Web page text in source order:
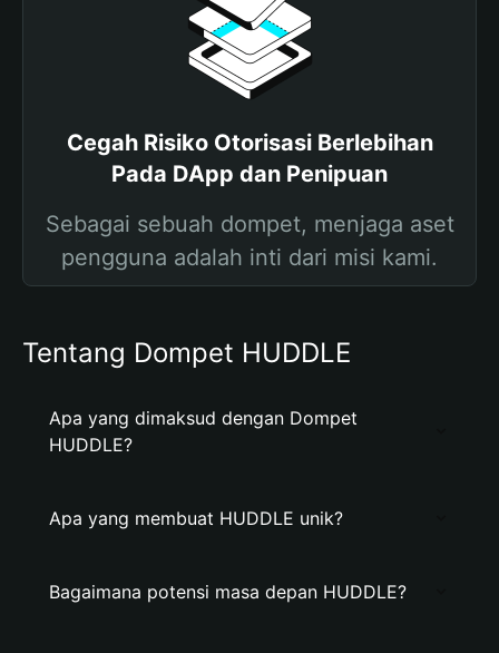
Cegah Risiko Otorisasi Berlebihan
Pada DApp dan Penipuan
Sebagai sebuah dompet, menjaga aset
pengguna adalah inti dari misi kami.
Tentang Dompet HUDDLE
Apa yang dimaksud dengan Dompet
HUDDLE?
Apa yang membuat HUDDLE unik?
Bagaimana potensi masa depan HUDDLE?